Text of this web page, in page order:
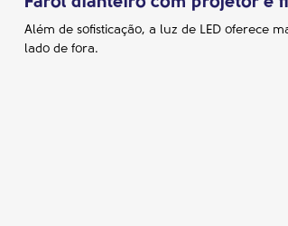
Além de sofisticação, a luz de LED oferece
lado de fora.